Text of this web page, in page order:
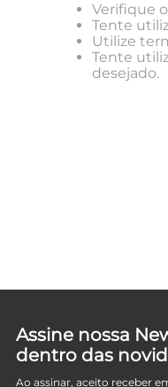
Verifique
Tente
Utilize
Tente
desejado.
Assine nossa
dentro das
Ao assinar, aceito receber